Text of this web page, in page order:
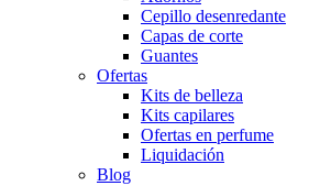
Cepillo desenredante
Capas de corte
Guantes
Ofertas
Kits de belleza
Kits capilares
Ofertas en perfume
Liquidación
Blog